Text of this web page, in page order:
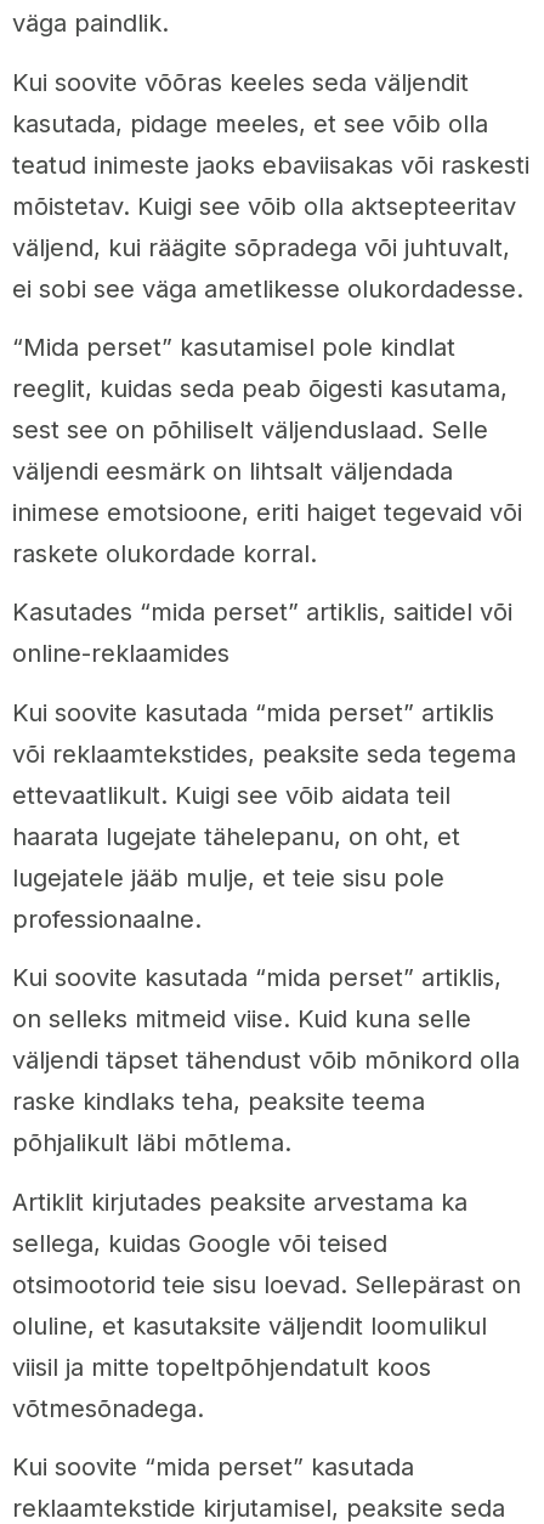
väga paindlik.
Kui soovite võõras keeles seda väljendit
kasutada, pidage meeles, et see võib olla
teatud inimeste jaoks ebaviisakas või raskesti
mõistetav. Kuigi see võib olla aktsepteeritav
väljend, kui räägite sõpradega või juhtuvalt,
ei sobi see väga ametlikesse olukordadesse.
“Mida perset” kasutamisel pole kindlat
reeglit, kuidas seda peab õigesti kasutama,
sest see on põhiliselt väljenduslaad. Selle
väljendi eesmärk on lihtsalt väljendada
inimese emotsioone, eriti haiget tegevaid või
raskete olukordade korral.
Kasutades “mida perset” artiklis, saitidel või
online-reklaamides
Kui soovite kasutada “mida perset” artiklis
või reklaamtekstides, peaksite seda tegema
ettevaatlikult. Kuigi see võib aidata teil
haarata lugejate tähelepanu, on oht, et
lugejatele jääb mulje, et teie sisu pole
professionaalne.
Kui soovite kasutada “mida perset” artiklis,
on selleks mitmeid viise. Kuid kuna selle
väljendi täpset tähendust võib mõnikord olla
raske kindlaks teha, peaksite teema
põhjalikult läbi mõtlema.
Artiklit kirjutades peaksite arvestama ka
sellega, kuidas Google või teised
otsimootorid teie sisu loevad. Sellepärast on
oluline, et kasutaksite väljendit loomulikul
viisil ja mitte topeltpõhjendatult koos
võtmesõnadega.
Kui soovite “mida perset” kasutada
reklaamtekstide kirjutamisel, peaksite seda